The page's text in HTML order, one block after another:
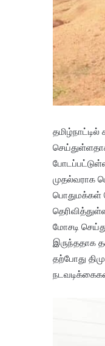
முதல்வராக
பொதுமக்கள்
மோசடி
இருந்ததாக
தற்போது